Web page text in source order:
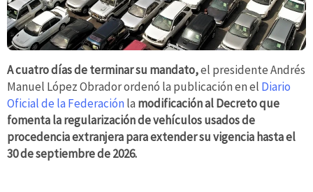
A cuatro días de terminar su mandato,el presidente Andrés
Manuel López Obrador ordenó la publicación en el Diario
Oficial de la Federaciónla modificación al Decreto que
fomenta la regularización de vehículos usados de
procedencia extranjera para extender su vigencia hasta el
30 de septiembre de 2026.